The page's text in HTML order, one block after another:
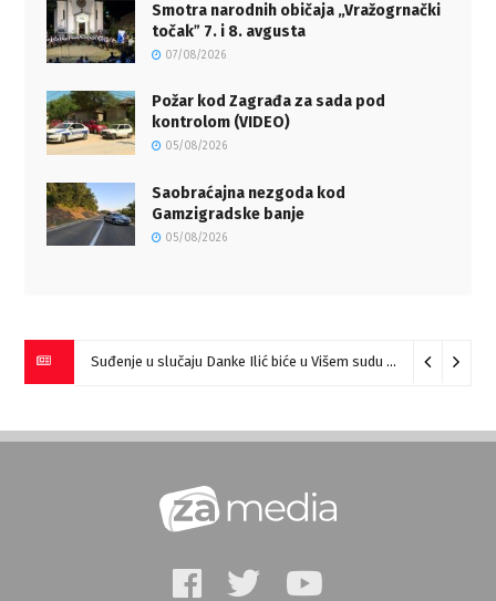
Smotra narodnih običaja „Vražogrnački
točakˮ 7. i 8. avgusta
07/08/2026
Požar kod Zagrađa za sada pod
kontrolom (VIDEO)
05/08/2026
Saobraćajna nezgoda kod
Gamzigradske banje
05/08/2026
Suđenje u slučaju Danke Ilić biće u Višem sudu u Negotinu?